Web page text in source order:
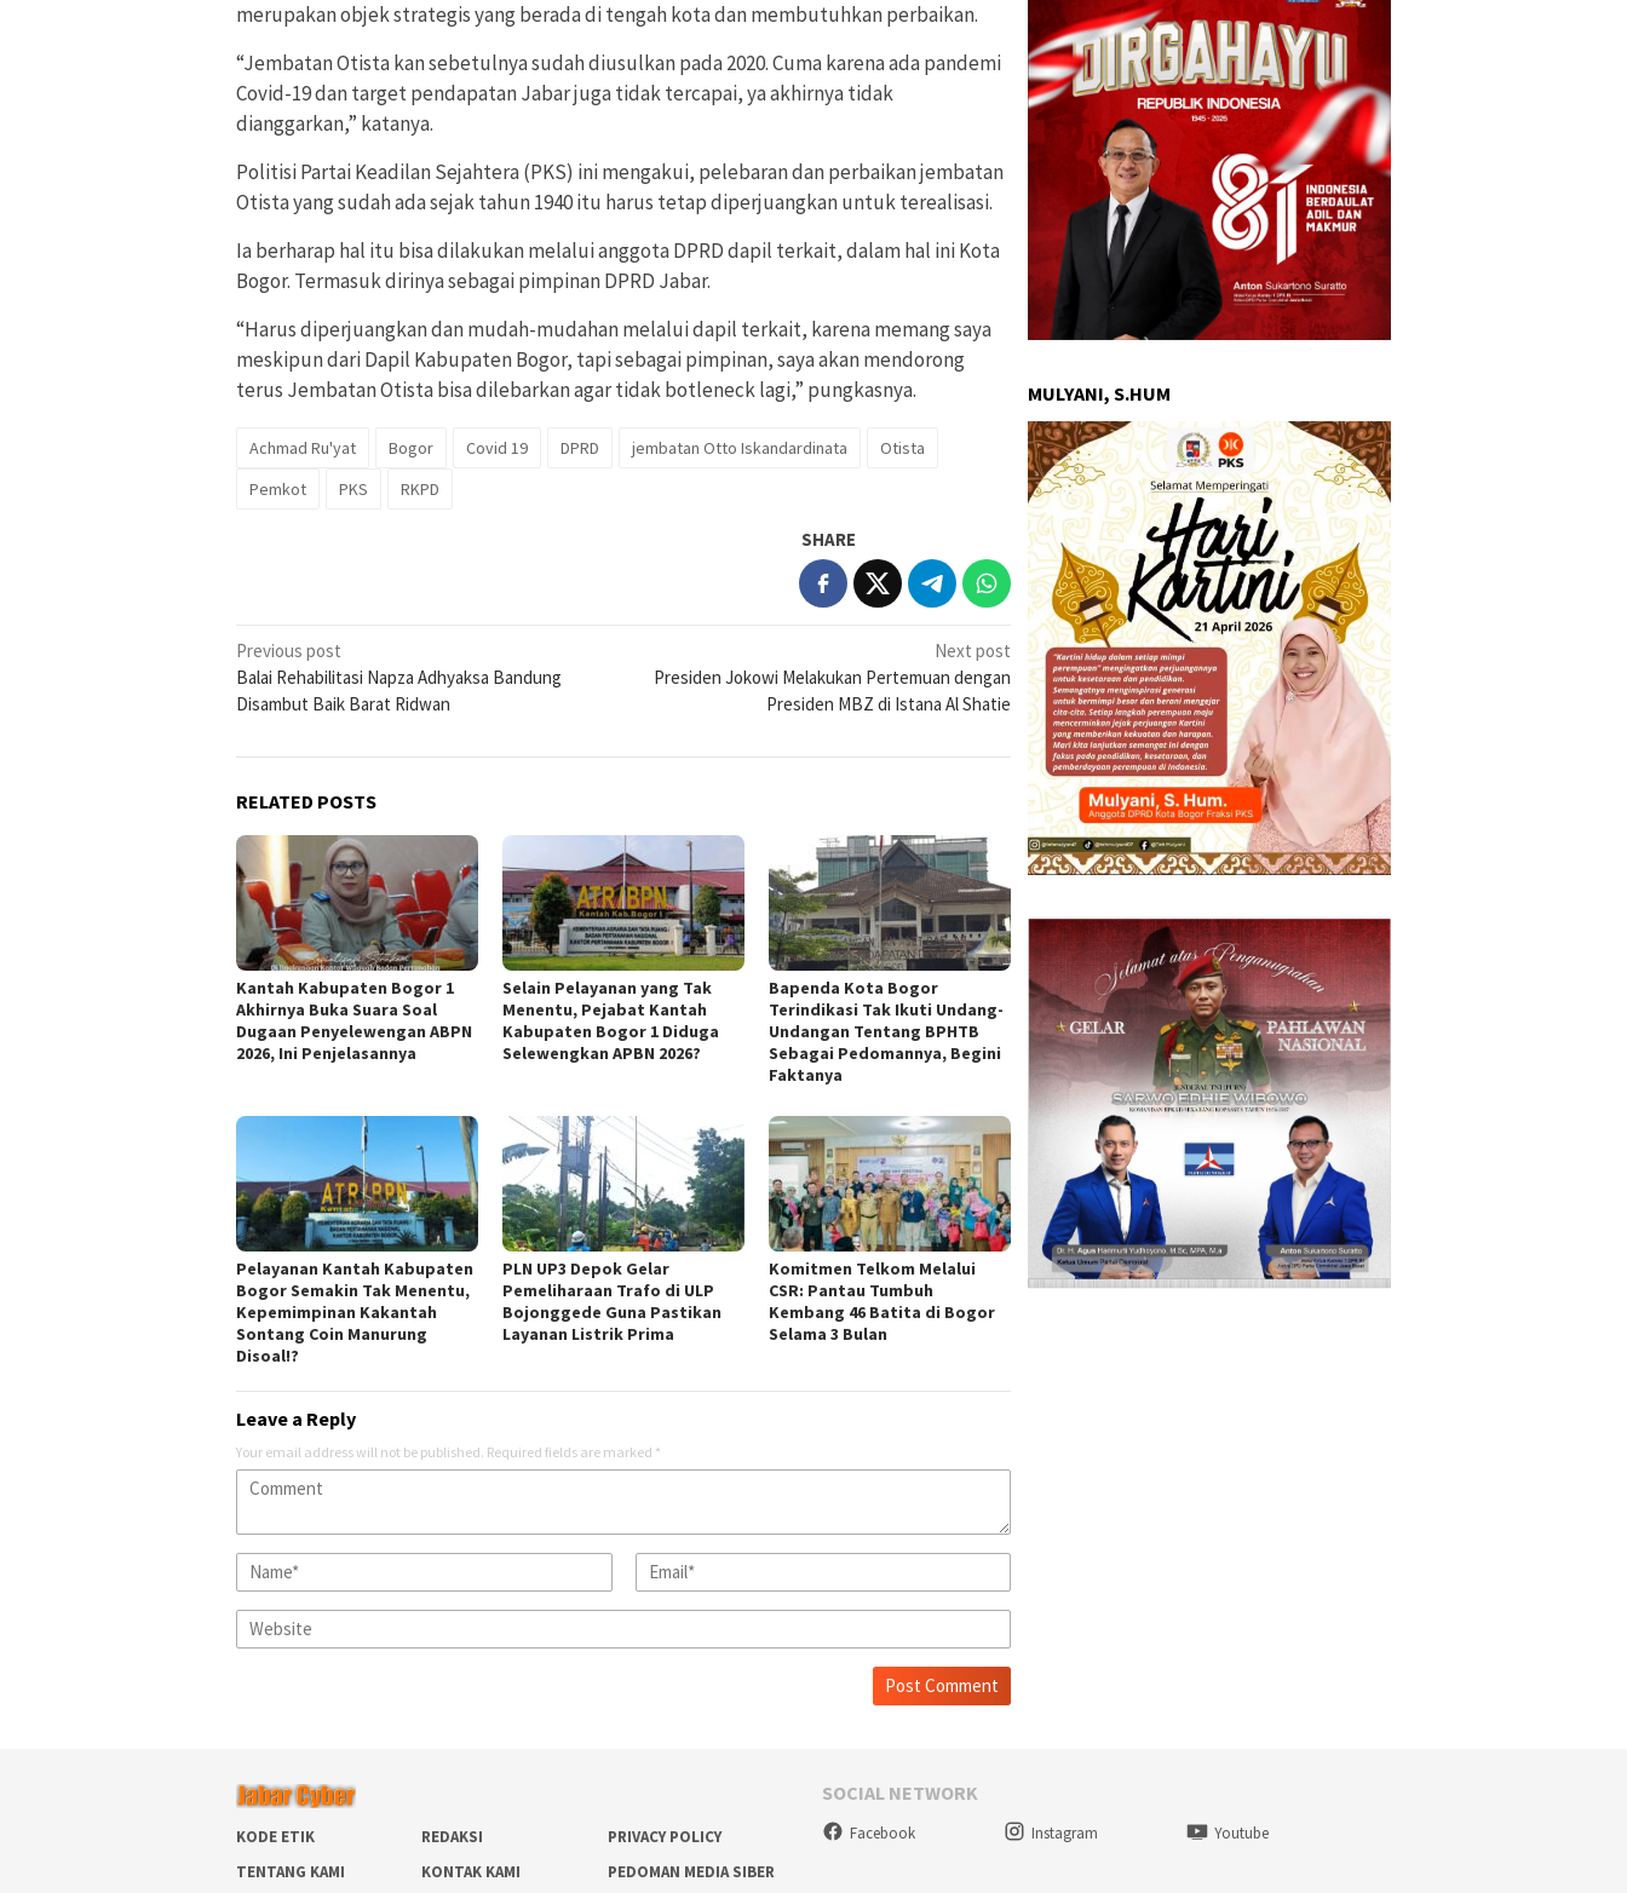
merupakan objek strategis yang berada di tengah kota dan membutuhkan perbaikan.
“Jembatan Otista kan sebetulnya sudah diusulkan pada 2020. Cuma karena ada pandemi
Covid-19 dan target pendapatan Jabar juga tidak tercapai, ya akhirnya tidak
dianggarkan,” katanya.
Politisi Partai Keadilan Sejahtera (PKS) ini mengakui, pelebaran dan perbaikan jembatan
Otista yang sudah ada sejak tahun 1940 itu harus tetap diperjuangkan untuk terealisasi.
Ia berharap hal itu bisa dilakukan melalui anggota DPRD dapil terkait, dalam hal ini Kota
Bogor. Termasuk dirinya sebagai pimpinan DPRD Jabar.
“Harus diperjuangkan dan mudah-mudahan melalui dapil terkait, karena memang saya
meskipun dari Dapil Kabupaten Bogor, tapi sebagai pimpinan, saya akan mendorong
terus Jembatan Otista bisa dilebarkan agar tidak botleneck lagi,” pungkasnya.
Achmad Ru'yat Bogor Covid 19 DPRD jembatan Otto Iskandardinata
Otista
Pemkot
PKS RKPD
SHARE
Post
navigation
Previous post
Balai Rehabilitasi Napza Adhyaksa Bandung
Disambut Baik Barat Ridwan
Next post
Presiden Jokowi Melakukan Pertemuan dengan
Presiden MBZ di Istana Al Shatie
RELATED POSTS
Kantah Kabupaten Bogor 1
Akhirnya Buka Suara Soal
Dugaan Penyelewengan ABPN
2026, Ini Penjelasannya
Selain Pelayanan yang Tak
Menentu, Pejabat Kantah
Kabupaten Bogor 1 Diduga
Selewengkan APBN 2026?
Bapenda Kota Bogor
Terindikasi Tak Ikuti Undang-
Undangan Tentang BPHTB
Sebagai Pedomannya, Begini
Faktanya
Pelayanan Kantah Kabupaten
Bogor Semakin Tak Menentu,
Kepemimpinan Kakantah
Sontang Coin Manurung
Disoal!?
PLN UP3 Depok Gelar
Pemeliharaan Trafo di ULP
Bojonggede Guna Pastikan
Layanan Listrik Prima
Komitmen Telkom Melalui
CSR: Pantau Tumbuh
Kembang 46 Batita di Bogor
Selama 3 Bulan
Leave a Reply
Your email address will not be published. Required fields are marked *
MULYANI, S.HUM
KODE ETIK REDAKSI
PRIVACY POLICY
TENTANG KAMI
KONTAK KAMI PEDOMAN MEDIA SIBER
SOCIAL NETWORK
Facebook Instagram Youtube